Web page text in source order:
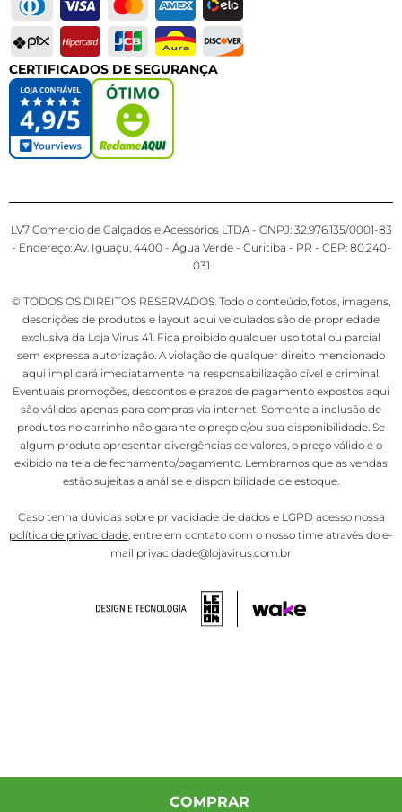
COMPRAR
CERTIFICADOS DE SEGURANÇA
LV7 Comercio de Calçados e Acessórios LTDA - CNPJ: 32.976.135/0001-83
- Endereço: Av. Iguaçu, 4400 - Água Verde - Curitiba - PR - CEP: 80.240-
031
© TODOS OS DIREITOS RESERVADOS. Todo o conteúdo, fotos, imagens,
descrições de produtos e layout aqui veiculados são de propriedade
exclusiva da Loja Virus 41. Fica proibido qualquer uso total ou parcial
sem expressa autorização. A violação de qualquer direito mencionado
aqui implicará imediatamente na responsabilização cível e criminal.
Eventuais promoções, descontos e prazos de pagamento expostos aqui
são válidos apenas para compras via internet. Somente a inclusão de
produtos no carrinho não garante o preço e/ou sua disponibilidade. Se
algum produto apresentar divergências de valores, o preço válido é o
exibido na tela de fechamento/pagamento. Lembramos que as vendas
estão sujeitas a análise e disponibilidade de estoque.
Caso tenha dúvidas sobre privacidade de dados e LGPD acesso nossa
política de privacidade, entre em contato com o nosso time através do e-
mail privacidade@lojavirus.com.br